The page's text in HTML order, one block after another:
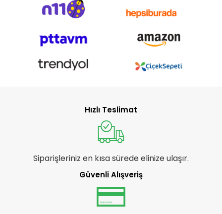
Hızlı Teslimat
Siparişleriniz en kısa sürede elinize ulaşır.
Güvenli Alışveriş